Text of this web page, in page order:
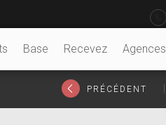
Base Recevez Agences
PRÉCÉDENT